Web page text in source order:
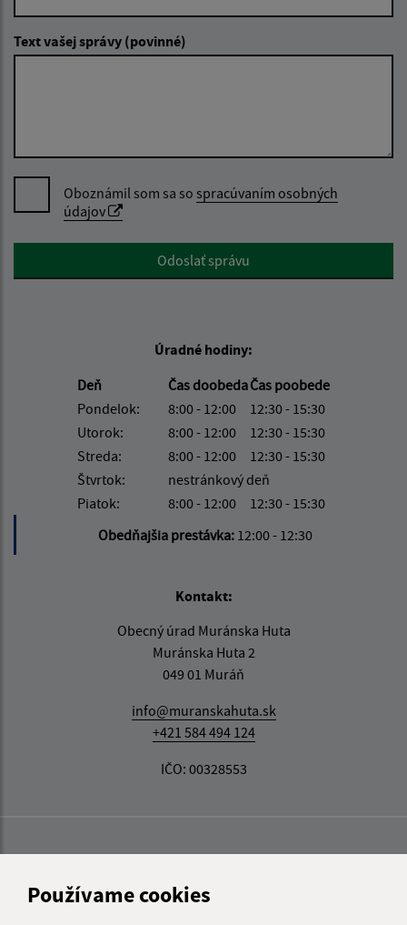
Používame cookies
Text vašej správy (povinné)
Oboznámil som sa so spracúvaním osobných
údajov
Google reCaptcha ResponseOdoslať správu
Úradné hodiny:
Deň
Čas doobedaČas poobede
Pondelok:
8:00 - 12:00
12:30 - 15:30
Utorok:
8:00 - 12:00
12:30 - 15:30
Streda:
8:00 - 12:00
12:30 - 15:30
Štvrtok:
nestránkový deň
Piatok:
8:00 - 12:00
12:30 - 15:30
Obedňajšia prestávka: 12:00 - 12:30
Kontakt:
Obecný úrad Muránska Huta
Muránska Huta 2
049 01 Muráň
info@muranskahuta.sk
+421 584 494 124
IČO: 00328553